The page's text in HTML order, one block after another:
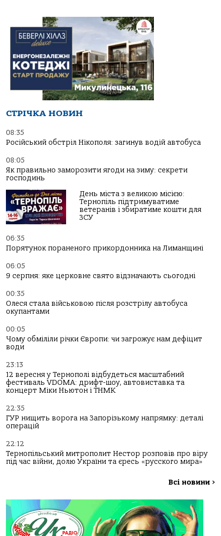
СТРІЧКА НОВИН
08:35
Російський обстріл Нікополя: загинув водій автобуса
08:05
Як правильно заморозити ягоди на зиму: секрети
господинь
День міста з великою місією:
Тернопіль підтримуватиме
ветеранів і збиратиме кошти для
ЗСУ
06:35
Порятунок пораненого прикордонника на Лиманщині
06:05
9 серпня: яке церковне свято відзначають сьогодні
00:35
Олеся стала військовою після розстрілу автобуса
окупантами
00:05
Чому обміліли річки Європи: чи загрожує нам дефіцит
води
23:13
12 вересня у Тернополі відбудеться масштабний
фестиваль VDOMA: дрифт-шоу, автовиставка та
концерт Міки Ньютон і ТНМК
22:35
ГУР нищить ворога на Запорізькому напрямку: деталі
операцій
22:12
Тернопільський митрополит Нестор розповів про віру
під час війни, долю України та єресь «русского мира»
Всі новини >